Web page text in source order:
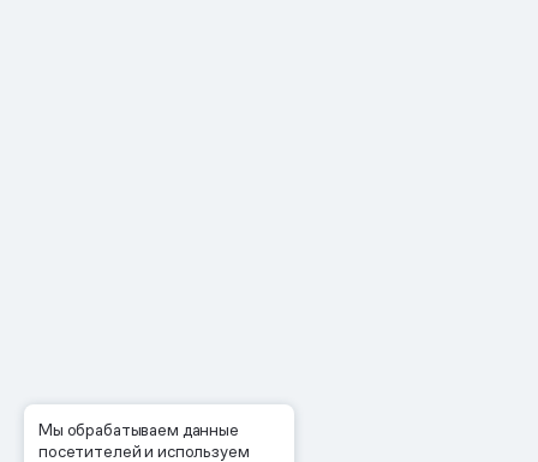
Мы обрабатываем данные
посетителей и используем